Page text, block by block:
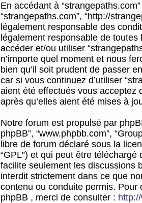
En accédant à
“strangepaths.com”, “http://
légalement responsable des
légalement responsable de
accéder et/ou utiliser
n’importe quel moment et nous
bien qu’il soit prudent de passer
car si vous continuez d’utiliser
aient été effectués vous acceptez
après qu’elles aient été mises à
Notre forum est propulsé par
phpBB”, “www.phpbb.com”,
libre de forum déclaré sous la
“GPL”) et qui peut être téléchargé
facilite seulement les discussions
interdit strictement dans ce que
contenu ou conduite permis.
phpBB , merci de consulter :